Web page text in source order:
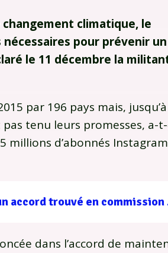
changement climatique, le
pour prévenir un
le 11 décembre la
par 196 pays mais, jusqu’à
tenu leurs promesses, a-
millions d’abonnés
Loi
dans l’accord de